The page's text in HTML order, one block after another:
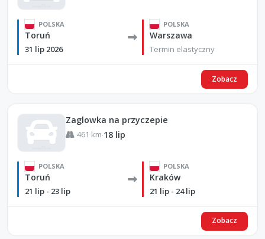
POLSKA
Toruń
31 lip 2026
POLSKA
Warszawa
Termin elastyczny
Zobacz
Zaglowka na przyczepie
461 km·18 lip
POLSKA
Toruń
21 lip - 23 lip
POLSKA
Kraków
21 lip - 24 lip
Zobacz